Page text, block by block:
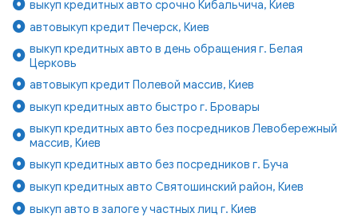
выкуп кредитных авто срочно Кибальчича, Киев
автовыкуп кредит Печерск, Киев
выкуп кредитных авто в день обращения г. Белая
Церковь
автовыкуп кредит Полевой массив, Киев
выкуп кредитных авто быстро г. Бровары
выкуп кредитных авто без посредников Левобережный
массив, Киев
выкуп кредитных авто без посредников г. Буча
выкуп кредитных авто Святошинский район, Киев
выкуп авто в залоге у частных лиц г. Киев